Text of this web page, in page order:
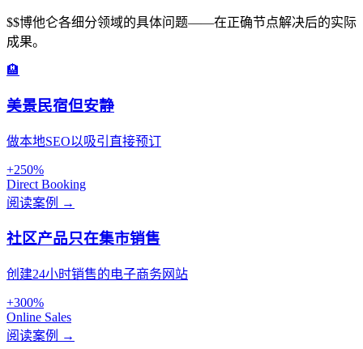
$$博他仑各细分领域的具体问题——在正确节点解决后的实际
成果。
🏨
美景民宿但安静
做本地SEO以吸引直接预订
+250%
Direct Booking
阅读案例 →
社区产品只在集市销售
创建24小时销售的电子商务网站
+300%
Online Sales
阅读案例 →